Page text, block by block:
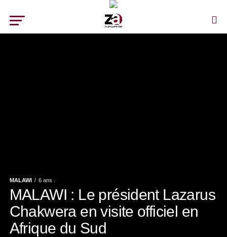
MALAWI 6 ans .
MALAWI : Le président Lazarus
Chakwera en visite officiel en
Afrique du Sud